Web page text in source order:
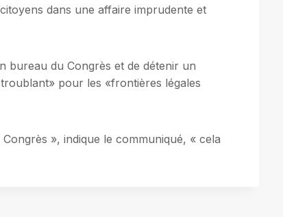
dans une affaire imprudente et
bureau du Congrès et de détenir un
pour les «frontières légales
», indique le communiqué, « cela